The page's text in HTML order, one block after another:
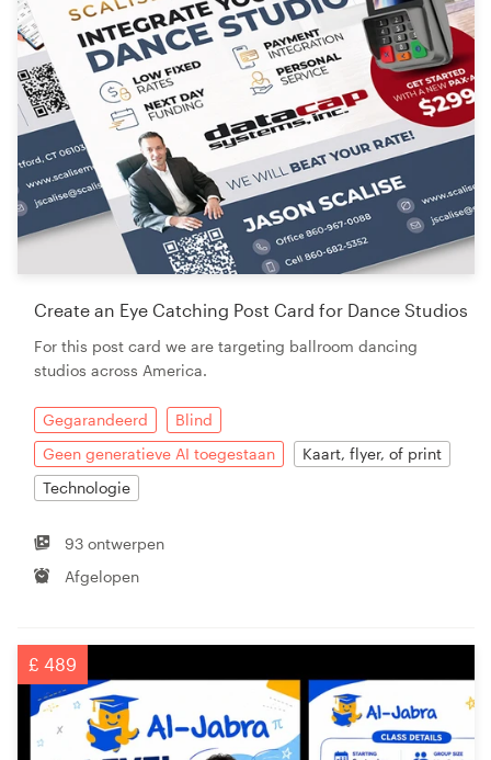
Create an Eye Catching Post Card for Dance Studios
For this post card we are targeting ballroom dancing
studios across America.
Gegarandeerd
Blind
Geen generatieve AI toegestaan
Kaart, flyer, of print
Technologie
93 ontwerpen
Afgelopen
£ 489